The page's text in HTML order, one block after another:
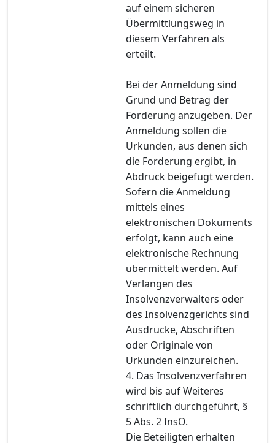
auf einem sicheren
Übermittlungsweg in
diesem Verfahren als
erteilt.
Bei der Anmeldung sind
Grund und Betrag der
Forderung anzugeben. Der
Anmeldung sollen die
Urkunden, aus denen sich
die Forderung ergibt, in
Abdruck beigefügt werden.
Sofern die Anmeldung
mittels eines
elektronischen Dokuments
erfolgt, kann auch eine
elektronische Rechnung
übermittelt werden. Auf
Verlangen des
Insolvenzverwalters oder
des Insolvenzgerichts sind
Ausdrucke, Abschriften
oder Originale von
Urkunden einzureichen.
4. Das Insolvenzverfahren
wird bis auf Weiteres
schriftlich durchgeführt, §
5 Abs. 2 InsO.
Die Beteiligten erhalten